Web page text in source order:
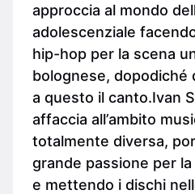
approccia al mondo
adolescenziale
hip-hop per la scena
bolognese, dopodiché
a questo il canto.Ivan
affaccia all’ambito
totalmente diversa,
grande passione per
e mettendo i dischi